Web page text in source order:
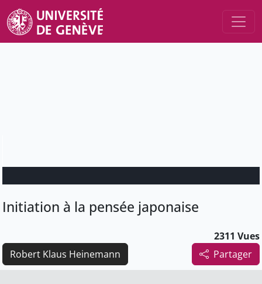
Initiation à la pensée japonaise
2311 Vues
Partager
Robert Klaus Heinemann